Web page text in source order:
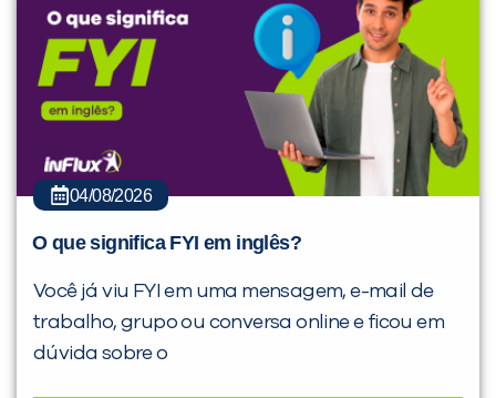
04/08/2026
O que significa FYI em inglês?
Você já viu FYI em uma mensagem, e-mail de
trabalho, grupo ou conversa online e ficou em
dúvida sobre o